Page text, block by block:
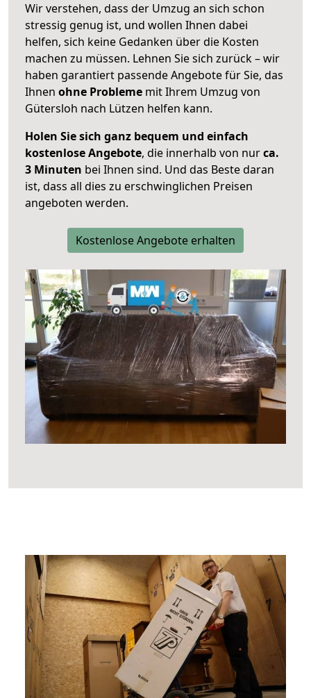
Wir verstehen, dass der Umzug an sich schon
stressig genug ist, und wollen Ihnen dabei
helfen, sich keine Gedanken über die Kosten
machen zu müssen. Lehnen Sie sich zurück – wir
haben garantiert passende Angebote für Sie, das
Ihnen ohne Probleme mit Ihrem Umzug von
Gütersloh nach Lützen helfen kann.
Holen Sie sich ganz bequem und einfach
kostenlose Angebote, die innerhalb von nurca.
3 Minuten bei Ihnen sind. Und das Beste daran
ist, dass all dies zu erschwinglichen Preisen
angeboten werden.
Kostenlose Angebote erhalten